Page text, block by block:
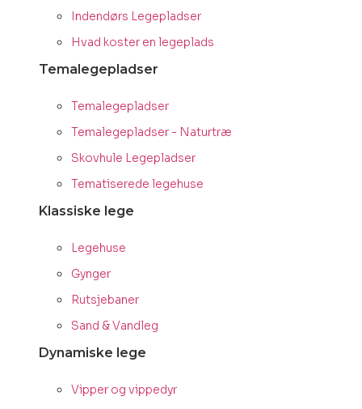
Indendørs Legepladser
Hvad koster en legeplads
Temalegepladser
Temalegepladser
Temalegepladser - Naturtræ
Skovhule Legepladser
Tematiserede legehuse
Klassiske lege
Legehuse
Gynger
Rutsjebaner
Sand & Vandleg
Dynamiske lege
Vipper og vippedyr